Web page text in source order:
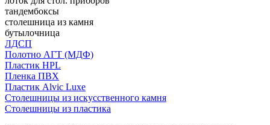
тандембоксы
столешница из камня
бутылочница
ЛДСП
Полотно АГТ (МДФ)
Пластик HPL
Пленка ПВХ
Пластик Alvic Luxe
Столешницы из искусственного камня
Столешницы из пластика